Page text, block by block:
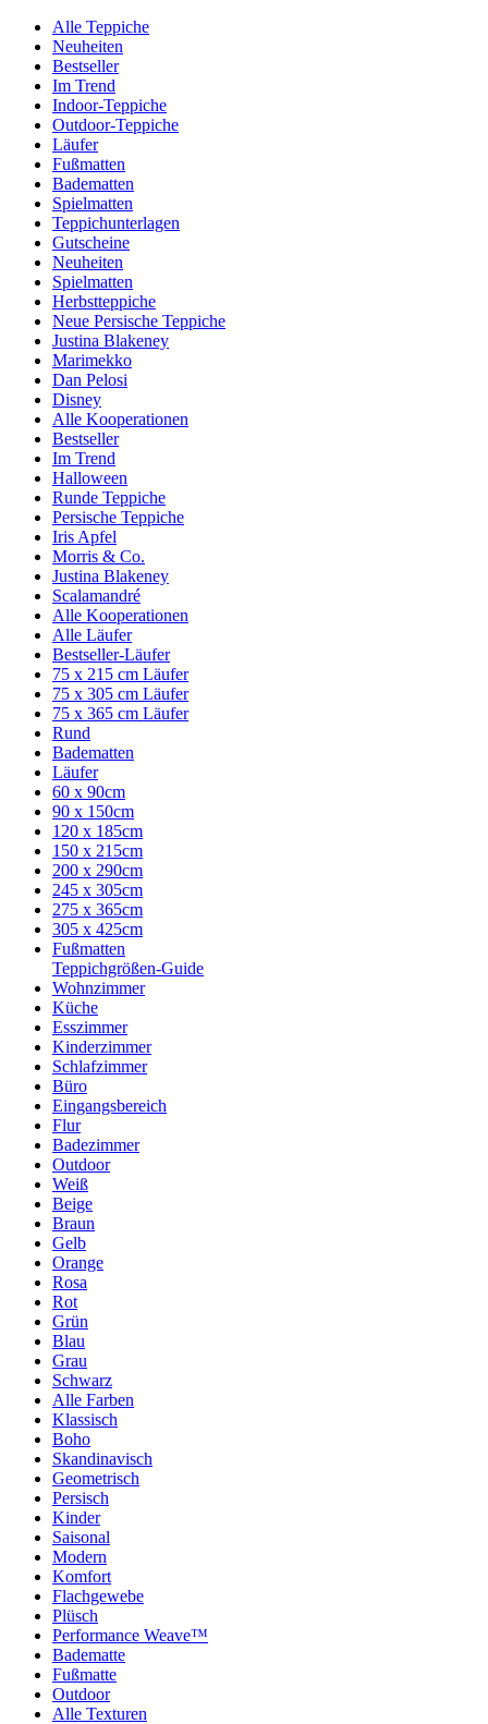
Alle Teppiche
Neuheiten
Bestseller
Im Trend
Indoor-Teppiche
Outdoor-Teppiche
Läufer
Fußmatten
Badematten
Spielmatten
Teppichunterlagen
Gutscheine
Neuheiten
Spielmatten
Herbstteppiche
Neue Persische Teppiche
Justina Blakeney
Marimekko
Dan Pelosi
Disney
Alle Kooperationen
Bestseller
Im Trend
Halloween
Runde Teppiche
Persische Teppiche
Iris Apfel
Morris & Co.
Justina Blakeney
Scalamandré
Alle Kooperationen
Alle Läufer
Bestseller-Läufer
75 x 215 cm Läufer
75 x 305 cm Läufer
75 x 365 cm Läufer
Rund
Badematten
Läufer
60 x 90cm
90 x 150cm
120 x 185cm
150 x 215cm
200 x 290cm
245 x 305cm
275 x 365cm
305 x 425cm
Fußmatten
Teppichgrößen-Guide
Wohnzimmer
Küche
Esszimmer
Kinderzimmer
Schlafzimmer
Büro
Eingangsbereich
Flur
Badezimmer
Outdoor
Weiß
Beige
Braun
Gelb
Orange
Rosa
Rot
Grün
Blau
Grau
Schwarz
Alle Farben
Klassisch
Boho
Skandinavisch
Geometrisch
Persisch
Kinder
Saisonal
Modern
Komfort
Flachgewebe
Plüsch
Performance Weave™
Badematte
Fußmatte
Outdoor
Alle Texturen